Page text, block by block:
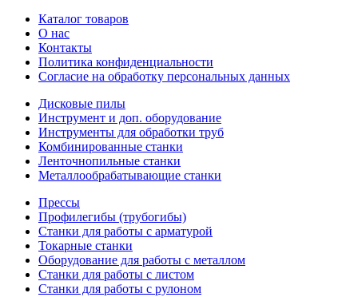
Каталог товаров
О нас
Контакты
Политика конфиденциальности
Согласие на обработку персональных данных
Дисковые пилы
Инструмент и доп. оборудование
Инструменты для обработки труб
Комбинированные станки
Ленточнопильные станки
Металлообрабатывающие станки
Прессы
Профилегибы (трубогибы)
Станки для работы с арматурой
Токарные станки
Оборудование для работы с металлом
Станки для работы с листом
Станки для работы с рулоном